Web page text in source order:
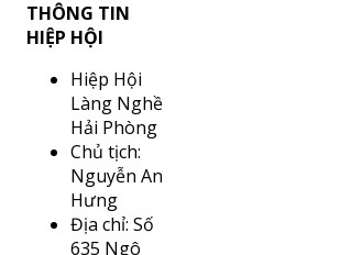
THÔNG TIN
HIỆP HỘI
Hiệp Hội
Làng Nghề
Hải Phòng
Chủ tịch:
Nguyễn An
Hưng
Địa chỉ: Số
635 Ngô